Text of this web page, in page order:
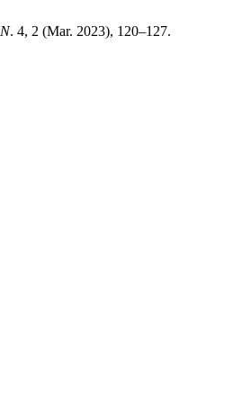
. 4, 2 (Mar. 2023), 120–127.